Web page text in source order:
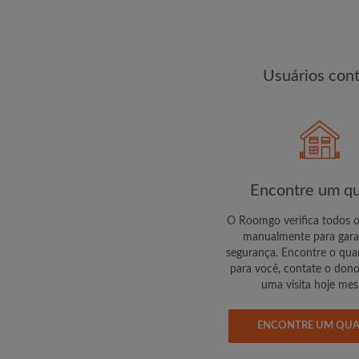
Usuários
Encontre um
O Roomgo verifica todos
manualmente para
segurança. Encontre o
para você, contate o
uma visita hoje
ENCONTRE UM